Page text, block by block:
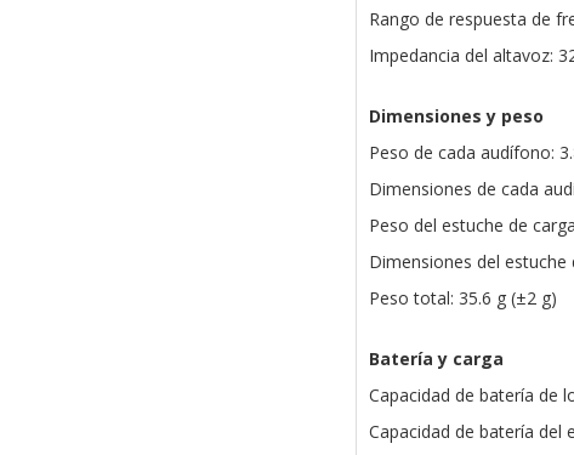
Rango de respuesta de
Impedancia del altavoz:
Dimensiones y peso
Peso de cada audífono:
Dimensiones de cada
Peso del estuche de
Dimensiones del estuche
Peso total: 35.6 g (±2 g)
Batería y carga
Capacidad de batería de
Capacidad de batería del